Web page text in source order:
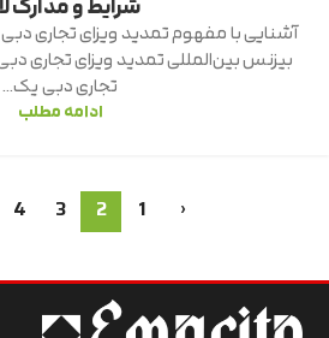
شرایط و مدارک
آشنایی با مفهوم تمدید ویزای تجاری
بیزنس بین‌المللی تمدید ویزای تجاری
تجاری دبی یک...
ادامه مطلب
‹
1
2
3
4